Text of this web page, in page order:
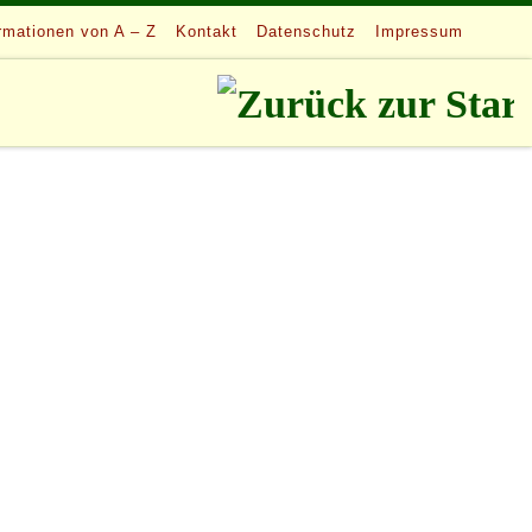
von A – Z Kontakt Datenschutz Impressum